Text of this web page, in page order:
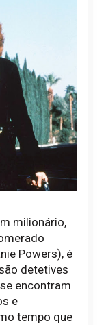
milionário,
Powers), é
detetives
encontram
e
tempo que